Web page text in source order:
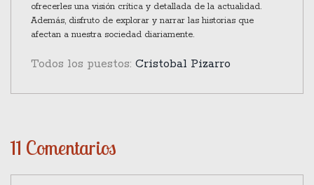
ofrecerles una visión crítica y detallada de la actualidad.
Además, disfruto de explorar y narrar las historias que
afectan a nuestra sociedad diariamente.
Todos los puestos: Cristobal Pizarro
11 Comentarios